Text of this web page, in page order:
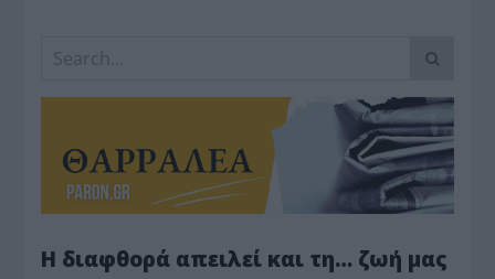
Η διαφθορά απειλεί και τη… ζωή μας